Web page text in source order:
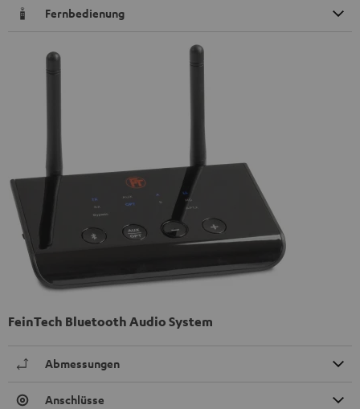
Fernbedienung
FeinTech Bluetooth Audio System
Abmessungen
Anschlüsse